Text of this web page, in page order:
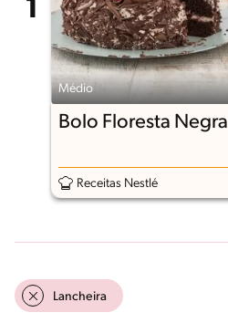
Médio
Bolo Floresta Negra
Receitas Nestlé
Lancheira